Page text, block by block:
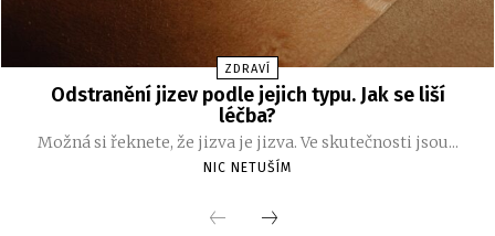
ZDRAVÍ
Odstranění jizev podle jejich typu. Jak se liší
léčba?
Možná si řeknete, že jizva je jizva. Ve skutečnosti jsou...
NIC NETUŠÍM